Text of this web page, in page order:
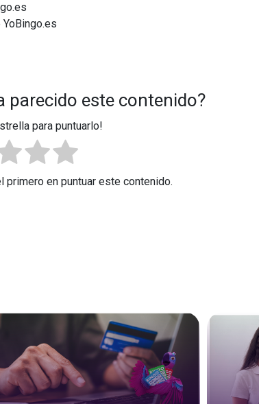
parecido este contenido?
para puntuarlo!
primero en puntuar este contenido.